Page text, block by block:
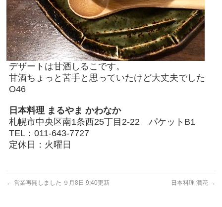
デザートは甘酒しるこです。
甘酒ちょっと苦手と思っていたけど大丈夫でした
O46
日本料理 まるやま かわなか
札幌市中央区南1条西25丁目2-22 パケットB1
TEL：011-643-7727
定休日：火曜日
← 営業再開しました ９月8日 9:40更新 日本料理 潤花 →